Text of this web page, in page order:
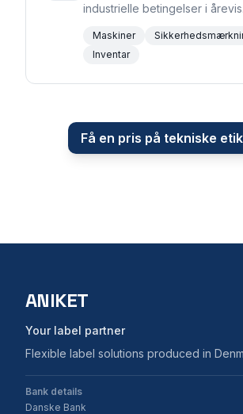
industrielle betingelser i årevis.
Maskiner
Inventar
Få en pris på tekniske
ANIKET
Your label partner
Flexible label solutions produced in
Bank details
Danske Bank